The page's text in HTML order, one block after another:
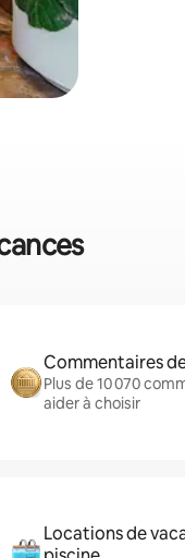
Commentaires
Plus de 10 070
aider à choisir
Locations de